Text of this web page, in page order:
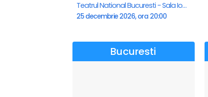
Teatrul National Bucuresti - Sala Ion Caramitru, Bucuresti
25 decembrie 2026, ora 20:00
Bucuresti